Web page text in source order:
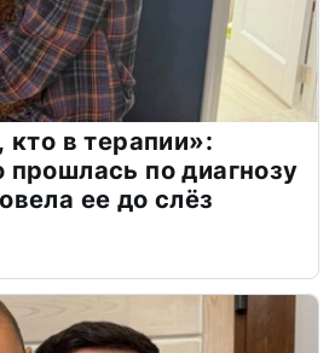
кто в терапии»:
прошлась по диагнозу
ее до слёз